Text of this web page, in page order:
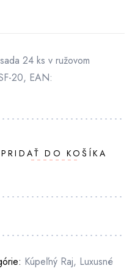
24 ks v ružovom
20, EAN:
PRIDAŤ DO KOŠÍKA
Kúpeľný Raj, Luxusné